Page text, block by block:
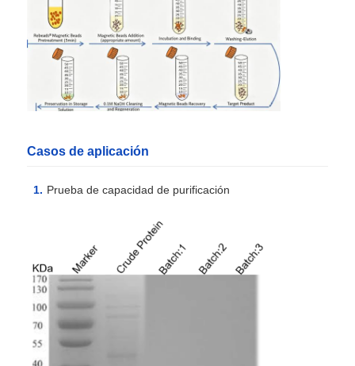
Perlas magnéticas NGS
Perlas magnéticas de clasificación de células
Purificación magnética de la proteína de las gotas
Perlas magnéticas activadas por superficie
Instrumentos y consumibles automatizados
Casos de aplicación
Prueba de capacidad de purificación